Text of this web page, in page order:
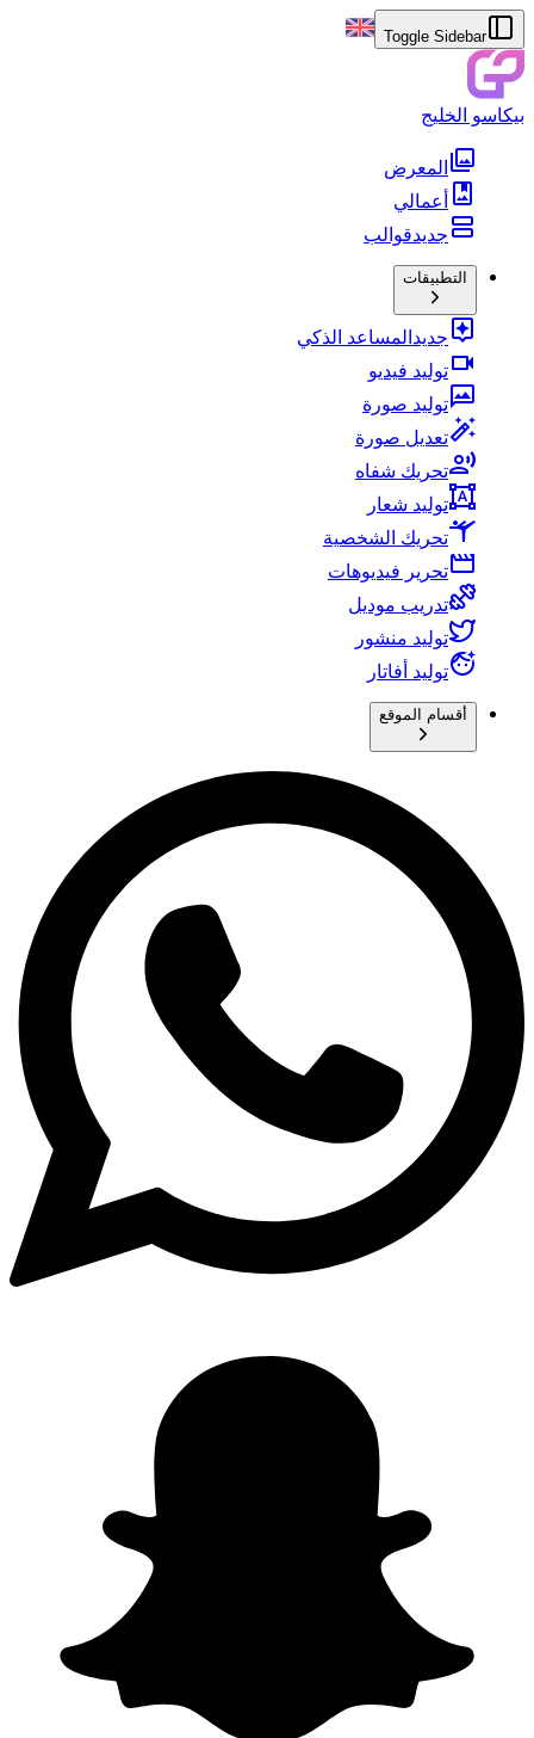
Toggle Sidebar
بيكاسو الخليج
المعرض
أعمالي
جديدقوالب
التطبيقات
جديد المساعد الذكي
توليد فيديو
توليد صورة
تعديل صورة
تحريك شفاه
توليد شعار
تحريك الشخصية
تحرير فيديوهات
تدريب موديل
توليد منشور
توليد أفاتار
أقسام الموقع